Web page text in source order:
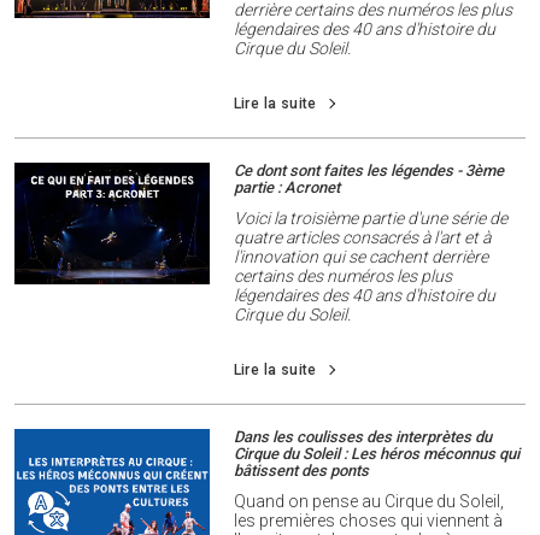
derrière certains des numéros les plus
légendaires des 40 ans d'histoire du
Cirque du Soleil.
Lire la suite
Ce dont sont faites les légendes - 3ème
partie : Acronet
Voici la troisième partie d'une série de
quatre articles consacrés à l'art et à
l'innovation qui se cachent derrière
certains des numéros les plus
légendaires des 40 ans d'histoire du
Cirque du Soleil.
Lire la suite
Dans les coulisses des interprètes du
Cirque du Soleil : Les héros méconnus qui
bâtissent des ponts
Quand on pense au Cirque du Soleil,
les premières choses qui viennent à